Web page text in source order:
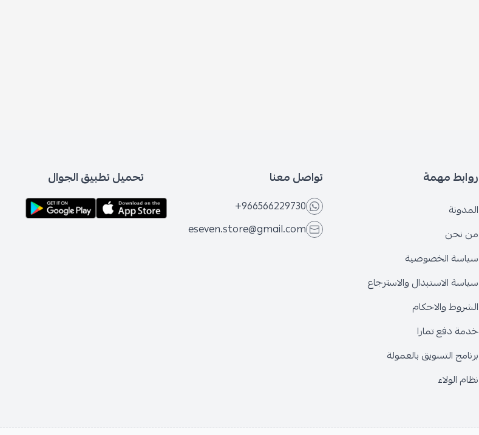
روابط مهمة
المدونة
من نحن
سياسة الخصوصية
سياسة الاستبدال والاسترجاع
الشروط والاحكام
خدمة دفع تمارا
برنامج التسويق بالعمولة
نظام الولاء
تواصل معنا
+966566229730
eseven.store@gmail.com
تحميل تطبيق الجوال